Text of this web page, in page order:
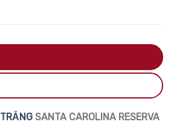
TRẮNG SANTA CAROLINA RESERVA